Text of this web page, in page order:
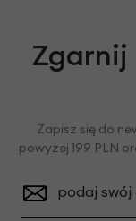
Zgarnij
Zapisz się do
powyżej 199 PLN
podaj swój